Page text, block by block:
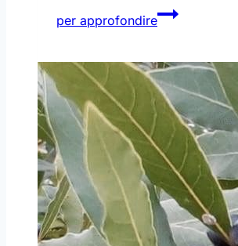
per approfondire
Cardomariano:
curarsi
le
spine